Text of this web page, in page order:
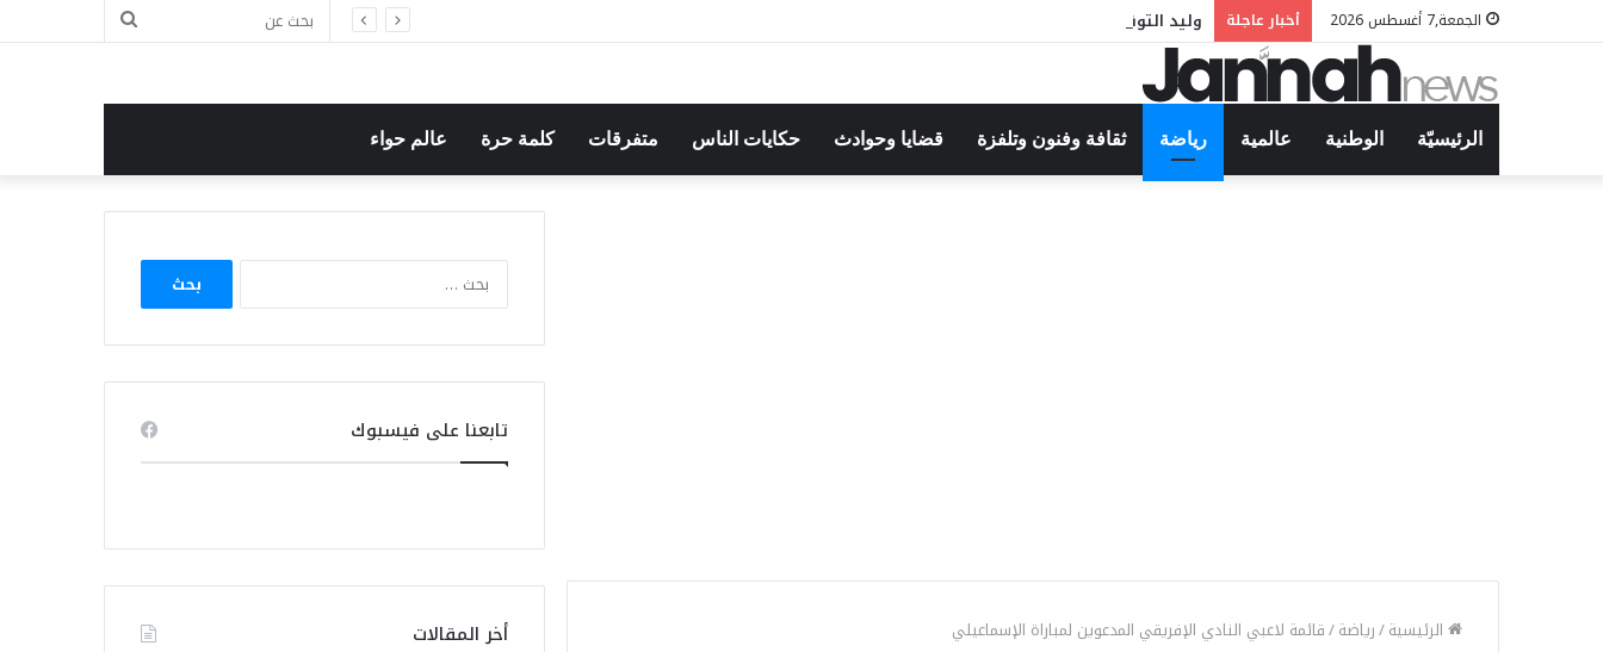
الجمعة,7 أغسطس 2026 أخبار عاجلة وليد التونسي في مهرجان بوقرنين: سهرة تحتفي بالموروث الشعبي وصالح الفرزيط في البال
بحث
الرئيسيّة الوطنية عالمية رياضة ثقافة وفنون وتلفزة قضايا وحوادث حكايات الناس متفرقات كلمة حرة عالم حواء
الرئيسية/رياضة/قائمة لاعبي النادي الإفريقي المدعوين لمباراة الإسماعيلي
البحث
تابعنا على فيسبوك
أخر المقالات